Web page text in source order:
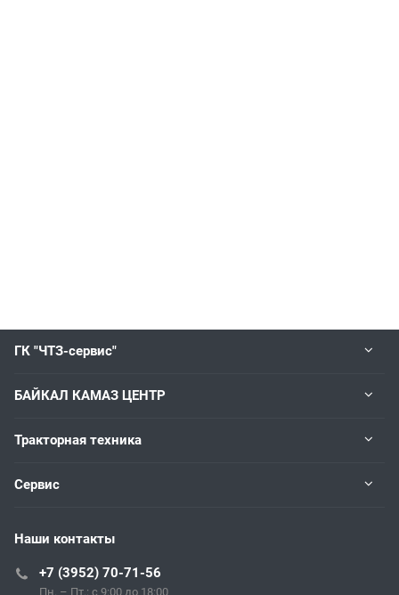
ГК "ЧТЗ-сервис"
БАЙКАЛ КАМАЗ ЦЕНТР
Тракторная техника
Сервис
Наши контакты
+7 (3952) 70-71-56
Пн. – Пт.: с 9:00 до 18:00